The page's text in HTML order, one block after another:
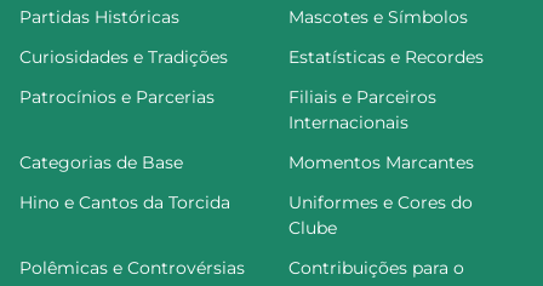
Partidas Históricas
Mascotes e Símbolos
Curiosidades e Tradições
Estatísticas e Recordes
Patrocínios e Parcerias
Filiais e Parceiros
Internacionais
Categorias de Base
Momentos Marcantes
Hino e Cantos da Torcida
Uniformes e Cores do
Clube
Polêmicas e Controvérsias
Contribuições para o